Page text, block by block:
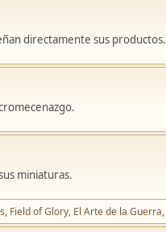
directamente sus productos.
miniaturas.
Field of Glory El Arte de la Guerra